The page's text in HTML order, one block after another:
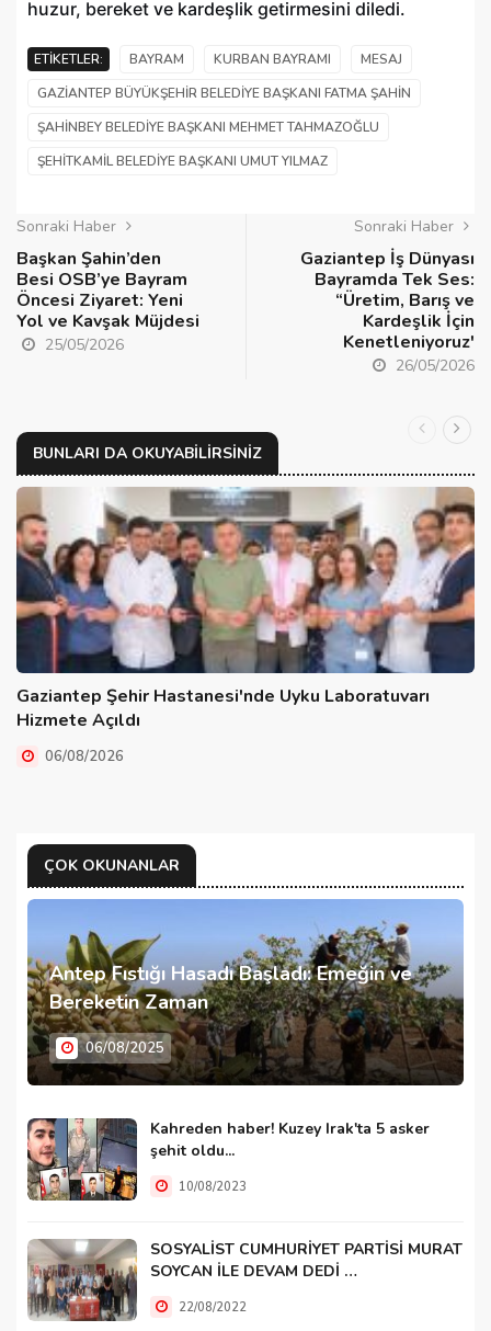
huzur, bereket ve kardeşlik getirmesini diledi.
ETIKETLER: BAYRAM KURBAN BAYRAMI
MESAJ
GAZIANTEP BÜYÜKŞEHIR BELEDIYE BAŞKANI FATMA ŞAHIN
ŞAHINBEY BELEDIYE BAŞKANI MEHMET TAHMAZOĞLU
ŞEHITKAMIL BELEDIYE BAŞKANI UMUT YILMAZ
Sonraki Haber
Başkan Şahin’den
Besi OSB’ye Bayram
Öncesi Ziyaret: Yeni
Yol ve Kavşak Müjdesi
25/05/2026
Sonraki Haber
Gaziantep İş Dünyası
Bayramda Tek Ses:
“Üretim, Barış ve
Kardeşlik İçin
Kenetleniyoruz'
26/05/2026
BUNLARI DA OKUYABILIRSINIZ
Gaziantep Şehir Hastanesi'nde Uyku Laboratuvarı
Hizmete Açıldı
06/08/2026
ÇOK OKUNANLAR
Antep Fıstığı Hasadı Başladı: Emeğin ve
Bereketin Zaman
06/08/2025
Kahreden haber! Kuzey Irak'ta 5 asker
şehit oldu...
10/08/2023
SOSYALİST CUMHURİYET PARTİSİ MURAT
SOYCAN İLE DEVAM DEDİ …
22/08/2022